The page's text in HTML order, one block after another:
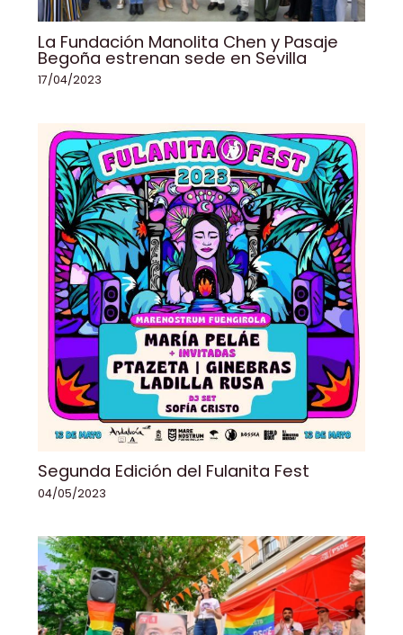
La Fundación Manolita Chen y Pasaje
Begoña estrenan sede en Sevilla
17/04/2023
Segunda Edición del Fulanita Fest
04/05/2023